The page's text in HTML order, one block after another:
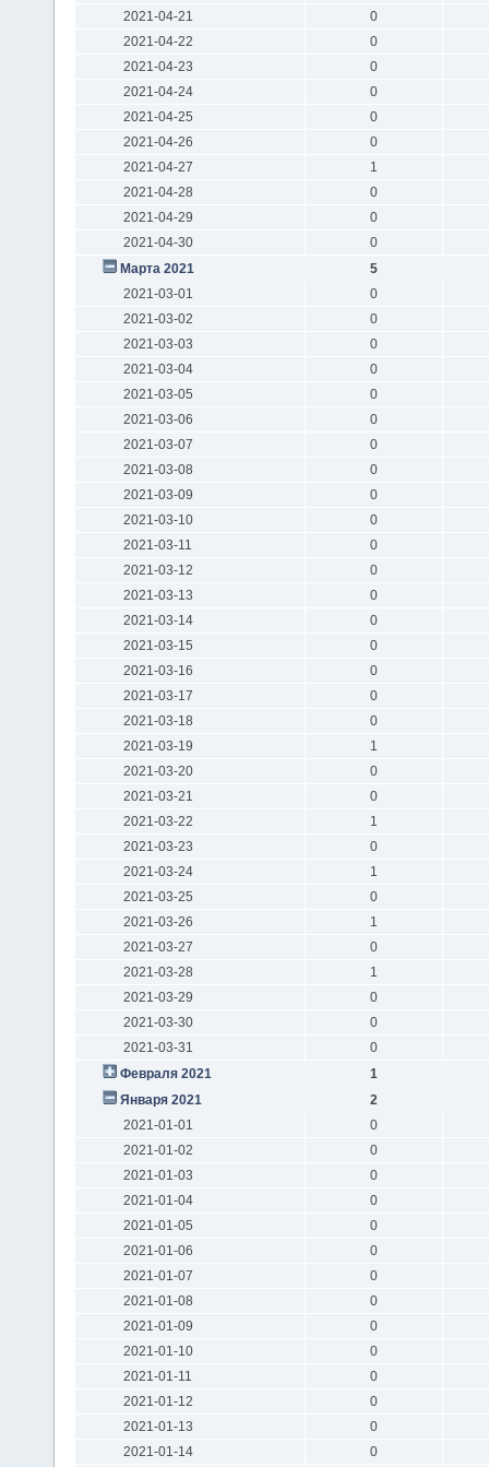
2021-04-21
0
2021-04-22
0
2021-04-23
0
2021-04-24
0
2021-04-25
0
2021-04-26
0
2021-04-27
1
2021-04-28
0
2021-04-29
0
2021-04-30
0
Марта 2021
5
2021-03-01
0
2021-03-02
0
2021-03-03
0
2021-03-04
0
2021-03-05
0
2021-03-06
0
2021-03-07
0
2021-03-08
0
2021-03-09
0
2021-03-10
0
2021-03-11
0
2021-03-12
0
2021-03-13
0
2021-03-14
0
2021-03-15
0
2021-03-16
0
2021-03-17
0
2021-03-18
0
2021-03-19
1
2021-03-20
0
2021-03-21
0
2021-03-22
1
2021-03-23
0
2021-03-24
1
2021-03-25
0
2021-03-26
1
2021-03-27
0
2021-03-28
1
2021-03-29
0
2021-03-30
0
2021-03-31
0
Февраля 2021
1
Января 2021
2
2021-01-01
0
2021-01-02
0
2021-01-03
0
2021-01-04
0
2021-01-05
0
2021-01-06
0
2021-01-07
0
2021-01-08
0
2021-01-09
0
2021-01-10
0
2021-01-11
0
2021-01-12
0
2021-01-13
0
2021-01-14
0